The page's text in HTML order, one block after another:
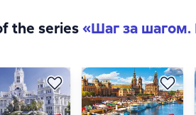
the series«Шаг за